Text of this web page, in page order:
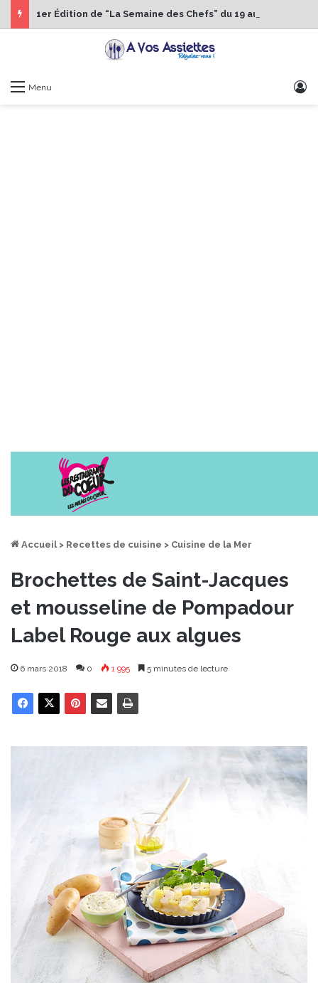
Menu
Accueil > Recettes de cuisine > Cuisine de la Mer
Brochettes de Saint-Jacques
et mousseline de Pompadour
Label Rouge aux algues
6 mars 2018 0 1 995 5 minutes de lecture